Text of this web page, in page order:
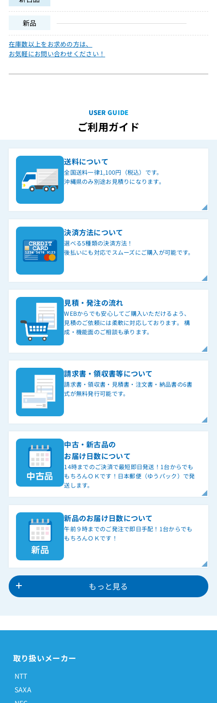
新品
在庫数以上をお求めの方は、
お気軽にお問い合わせください！
USER GUIDE
ご利用ガイド
送料について
全国送料一律1,100円（税込）です。
沖縄県のみ別途お見積りになります。
決済方法について
選べる5種類の決済方法！
後払いにも対応でスムーズにご購入が可能です。
見積・発注の流れ
WEBからでも安心してご購入いただけるよう、
見積のご依頼には柔軟に対応しております。 構
成・機能面のご相談も承ります。
請求書・領収書等について
請求書・領収書・見積書・注文書・納品書の6書
式が無料発行可能です。
中古・新古品の
お届け日数について
14時までのご決済で最短即日発送！1台からでも
もちろんＯＫです！日本郵便（ゆうパック）で発
送します。
新品のお届け日数について
午前９時までのご発注で即日手配！1台からでも
もちろんＯＫです！
もっと見る
取り扱いメーカー
NTT
SAXA